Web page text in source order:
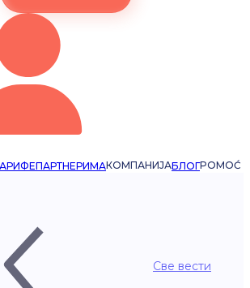
ПАРТНЕРИМАКОМПАНИЈАБЛОГPOMOĆ
Све вести